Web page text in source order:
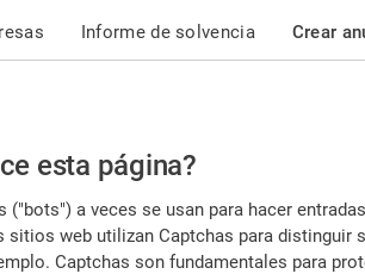
Informe de solvencia Crear
esta página?
("bots") a veces se usan para hacer
sitios web utilizan Captchas para distinguir
Captchas son fundamentales para